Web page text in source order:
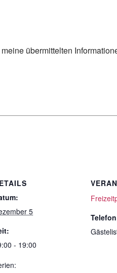
übermittelten
5
- 19:00
Telefon